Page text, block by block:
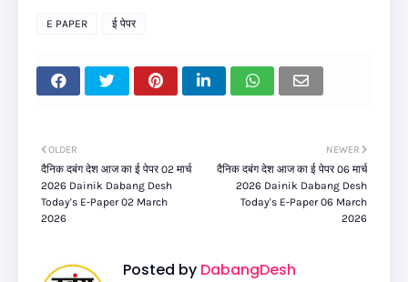
E PAPER ई पेपर
NEWER
दैनिक दबंग देश आज का ई पेपर 06 मार्च
2026 Dainik Dabang Desh
Today's E-Paper 06 March
2026
OLDER
दैनिक दबंग देश आज का ई पेपर 02 मार्च
2026 Dainik Dabang Desh
Today's E-Paper 02 March
2026
Posted by DabangDesh